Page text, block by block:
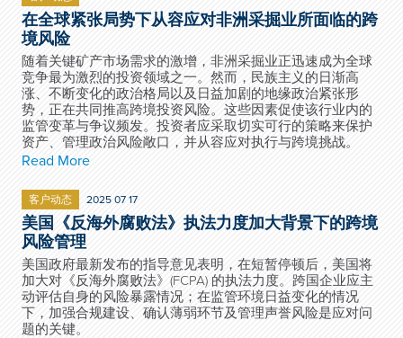
在全球紧张局势下从容应对非洲采掘业所面临的跨
境风险
随着关键矿产市场需求的激增，非洲采掘业正迅速成为全球
竞争最为激烈的投资领域之一。然而，民族主义的日渐高
涨、不断变化的政治格局以及日益加剧的地缘政治紧张形
势，正在共同推高跨境投资风险。这些因素促使该行业内的
监管变革与争议频发。投资者应采取切实可行的策略来保护
资产、管理政治风险敞口，并从容应对执行与跨境挑战。
Read More
客户动态 2025 07 17
美国《反海外腐败法》执法力度加大背景下的跨境
风险管理
美国政府最新发布的指导意见表明，在短暂停顿后，美国将
加大对《反海外腐败法》(FCPA) 的执法力度。跨国企业应主
动评估自身的风险暴露情况；在监管环境日益变化的情况
下，加强合规建设、确认薄弱环节及管理声誉风险是应对问
题的关键。